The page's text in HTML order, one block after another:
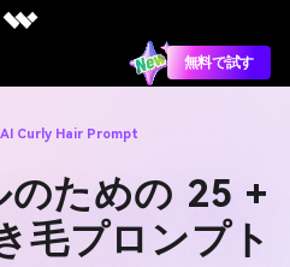
無料で試す
Curly Hair Prompt
のための 25 +
毛プロンプト